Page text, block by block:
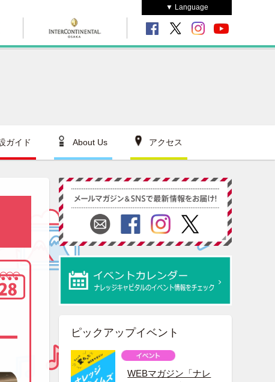
▼ Language
ガイド About Us アクセス
ピックアップイベント
WEBマガジン「ナレ